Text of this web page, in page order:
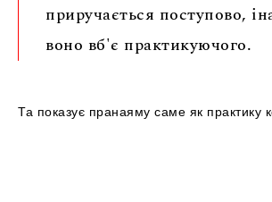
приручається поступово,
воно вб'є практикуючого.
Та показує пранаяму саме як практику